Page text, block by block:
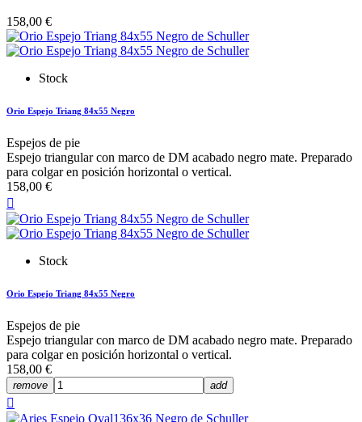
158,00 €
Stock
Orio Espejo Triang 84x55 Negro
Espejos de pie
Espejo triangular con marco de DM acabado negro mate. Preparado
para colgar en posición horizontal o vertical.
158,00 €

Stock
Orio Espejo Triang 84x55 Negro
Espejos de pie
Espejo triangular con marco de DM acabado negro mate. Preparado
para colgar en posición horizontal o vertical.
158,00 €
remove add
